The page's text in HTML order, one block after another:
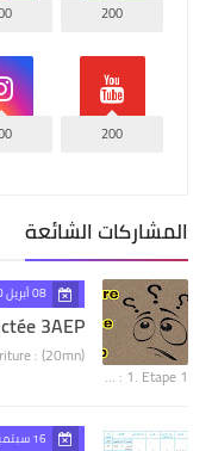
200
200
المشاركات الشائعة
08 أبريل 2020
3AEP
: (20mn)
1. Etape 1 : …
16 سبتمبر 2021